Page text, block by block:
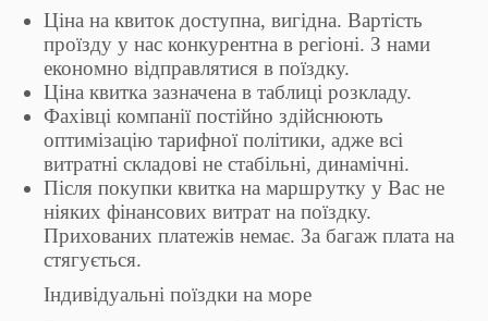
Ціна на квиток доступна, вигідна. Вартість
проїзду у нас конкурентна в регіоні. З нами
економно відправлятися в поїздку.
Ціна квитка зазначена в таблиці розкладу.
Фахівці компанії постійно здійснюють
оптимізацію тарифної політики, адже всі
витратні складові не стабільні, динамічні.
Після покупки квитка на маршрутку у Вас не
ніяких фінансових витрат на поїздку.
Прихованих платежів немає. За багаж плата на
стягується.
Індивідуальні поїздки на море